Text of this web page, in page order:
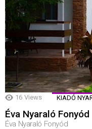
16 Views KIADÓ
Éva Nyaraló Fonyód
Éva Nyaraló Fonyód